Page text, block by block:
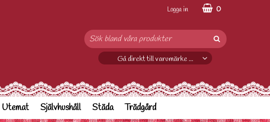
Logga in 0
Gå direkt till varumärke ...
Utemat Självhushåll Städa Trädgård